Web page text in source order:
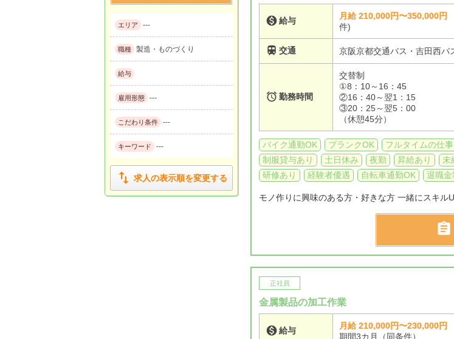
エリア ---
職種 製造・ものづくり
給与
雇用形態 ---
こだわり条件 ---
キーワード ---
 求人の表示順を変更する
給与 月給 210,000円〜350,000円
件)
 交通 京阪京都交通バス・吉田西バ
 勤務時間
交替制
①8：10～16：45
②16：40～翌1：15
③20：25～翌5：00
（休憩45分）
バイク通勤OK ブランクOK フルタイムの仕事
制服貸与あり
土日休み 夜勤 昇給あり 未
研修あり
経験者優遇 自転車通勤OK 退職
モノ作りに興味のある方・好きな方 一緒にスキル

正社員
金属製品の加工作業
給与 月給 210,000円〜230,000円
期間3カ月（同条件）